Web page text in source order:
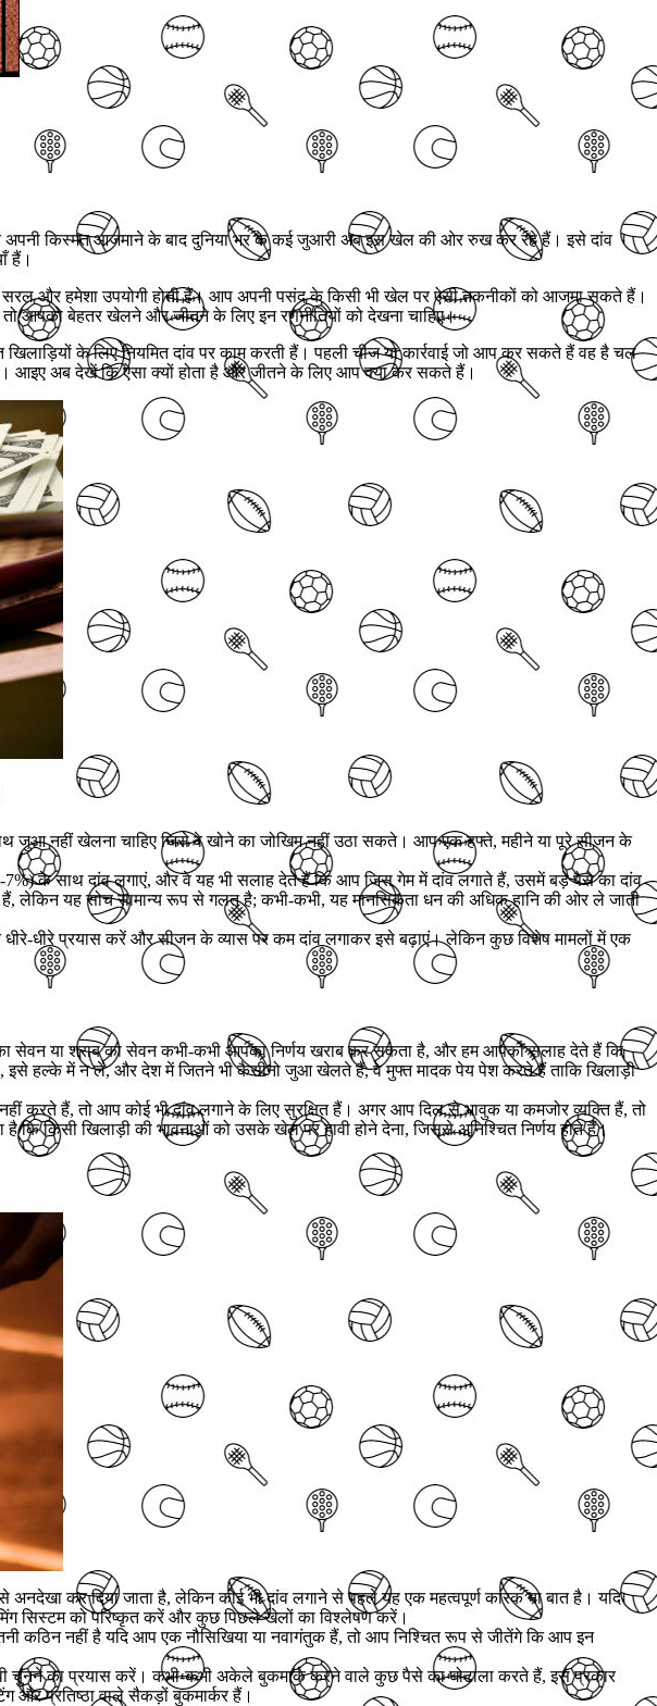
अपनी किस्मत आजमाने के बाद दुनिया भर के कई जुआरी अब इस खेल की ओर रुख कर रहे हैं। इसे दांव
हैं।
और हमेशा उपयोगी होती हैं। आप अपनी पसंद के किसी भी खेल पर ऐसी तकनीकों को आजमा सकते हैं।
आपको बेहतर खेलने और जीतने के लिए इन रणनीतियों को देखना चाहिए।
खिलाड़ियों के लिए नियमित दांव पर काम करती हैं। पहली चीज या कार्रवाई जो आप कर सकते हैं वह है चल
आइए अब देखें कि ऐसा क्यों होता है और जीतने के लिए आप क्या कर सकते हैं।
जुआ नहीं खेलना चाहिए जिसे वे खोने का जोखिम नहीं उठा सकते। आप एक हफ्ते, महीने या पूरे सीजन के
के साथ दांव लगाएं, और वे यह भी सलाह देते हैं कि आप जिस गेम में दांव लगाते हैं, उसमें बड़े पैसे का दांव
यह सोच सामान्य रूप से गलत है; कभी-कभी, यह मानसिकता धन की अधिक हानि की ओर ले जाती
धीरे प्रयास करें और सीजन के व्यास पर कम दांव लगाकर इसे बढ़ाएं। लेकिन कुछ विशेष मामलों में एक
या शराब का सेवन कभी-कभी आपका निर्णय खराब कर सकता है, और हम आपको सलाह देते हैं कि
इसे हल्के में न लें, और देश में जितने भी कैसीनो जुआ खेलते हैं, वे मुफ्त मादक पेय पेश करते हैं ताकि खिलाड़ी
हैं, तो आप कोई भी दांव लगाने के लिए सुरक्षित हैं। अगर आप दिल से भावुक या कमजोर व्यक्ति हैं, तो
किसी खिलाड़ी की भावनाओं को उसके खेल पर हावी होने देना, जिससे अनिश्चित निर्णय होते हैं।
कर दिया जाता है, लेकिन कोई भी दांव लगाने से पहले यह एक महत्वपूर्ण कारक या बात है। यदि
सिस्टम को परिष्कृत करें और कुछ पिछले खेलों का विश्लेषण करें।
कठिन नहीं है यदि आप एक नौसिखिया या नवागंतुक हैं, तो आप निश्चित रूप से जीतेंगे कि आप इन
चुनने का प्रयास करें। कभी-कभी अकेले बुकमार्क करने वाले कुछ पैसे का घोटाला करते हैं, इस प्रकार
प्रतिष्ठा वाले सैकड़ों बुकमार्कर हैं।